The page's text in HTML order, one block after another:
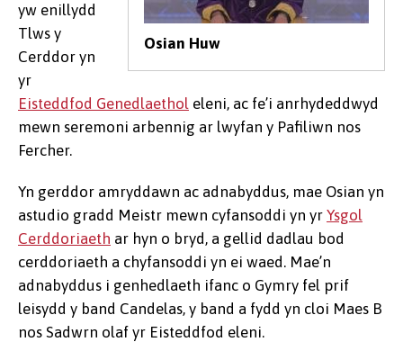
Osian Huw
yw enillydd
Tlws y
Cerddor yn
yr
Eisteddfod Genedlaethol eleni, ac fe’i anrhydeddwyd
mewn seremoni arbennig ar lwyfan y Pafiliwn nos
Fercher.
Yn gerddor amryddawn ac adnabyddus, mae Osian yn
astudio gradd Meistr mewn cyfansoddi yn yr Ysgol
Cerddoriaeth ar hyn o bryd, a gellid dadlau bod
cerddoriaeth a chyfansoddi yn ei waed. Mae’n
adnabyddus i genhedlaeth ifanc o Gymry fel prif
leisydd y band Candelas, y band a fydd yn cloi Maes B
nos Sadwrn olaf yr Eisteddfod eleni.